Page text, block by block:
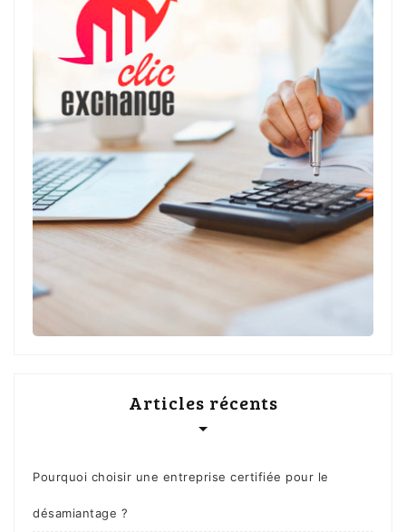
Articles récents
Pourquoi choisir une entreprise certifiée pour le
désamiantage ?